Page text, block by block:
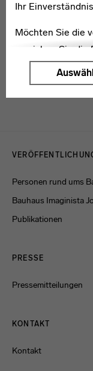
Ihr
Möchten Sie die
erreichen Sie
"Auswählen".
1892–1975
Personen rund ums
Bauhaus Imaginista
Publikationen
PRESSE
Pressemitteilungen
KONTAKT
Kontakt